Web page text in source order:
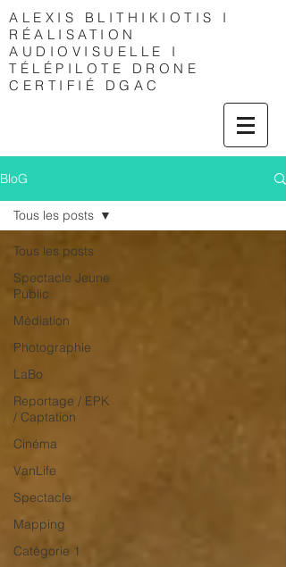
ALEXIS BLITHIKIOTIS I
RÉALISATION
AUDIOVISUELLE I
TÉLÉPILOTE DRONE
CERTIFIÉ DGAC
BloG
Tous les posts
Spectacle Jeune
Public
Médiation
Photographie
LaBo
Reportage / EPK
/ Captation
Cinéma
VanLife
Spectacle
Mapping
Catégorie 1
Tous les posts